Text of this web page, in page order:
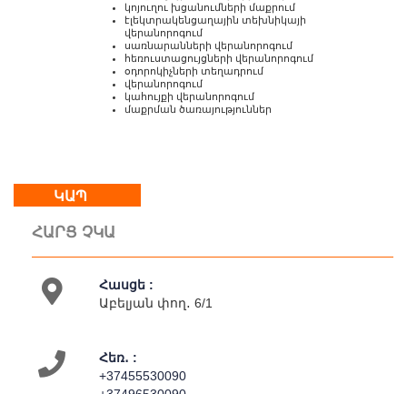
Գործունեություն
Քարտեզ
կոյուղու խցանումների մաքրում
էլեկտրակենցաղային տեխնիկայի
վերանորոգում
սառնարանների վերանորոգում
հեռուստացույցների վերանորոգում
օդորոկիչների տեղադրում
վերանորոգում
կահույքի վերանորոգում
մաքրման ծառայություններ
ԿԱՊ
ՀԱՐՑ ՉԿԱ
Հասցե :
Աբելյան փող․ 6/1
Հեռ․ :
+37455530090